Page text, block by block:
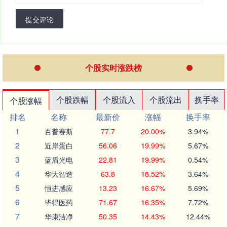
提交评论
个股实时涨跌榜
个股涨幅 个股跌幅 个股流入 个股流出
换手率
排名
名称 最新价 涨幅
换手率
1
百普赛斯 77.7 20.00% 3.94%
2 近岸蛋白 56.06 19.99% 5.67%
3 蓝盾光电 22.81 19.99% 0.54%
4 华大智造 63.8 18.52% 3.64%
5 恒进感应 13.23 16.67% 5.69%
6 毕得医药 71.67 16.35% 7.72%
7 华康洁净 50.35 14.43% 12.44%